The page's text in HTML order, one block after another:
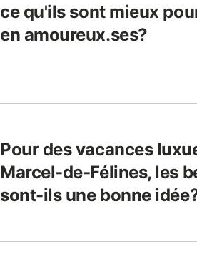
ce qu'ils sont mieux
en amoureux.ses?
Pour des vacances
Marcel-de-Félines, les
sont-ils une bonne